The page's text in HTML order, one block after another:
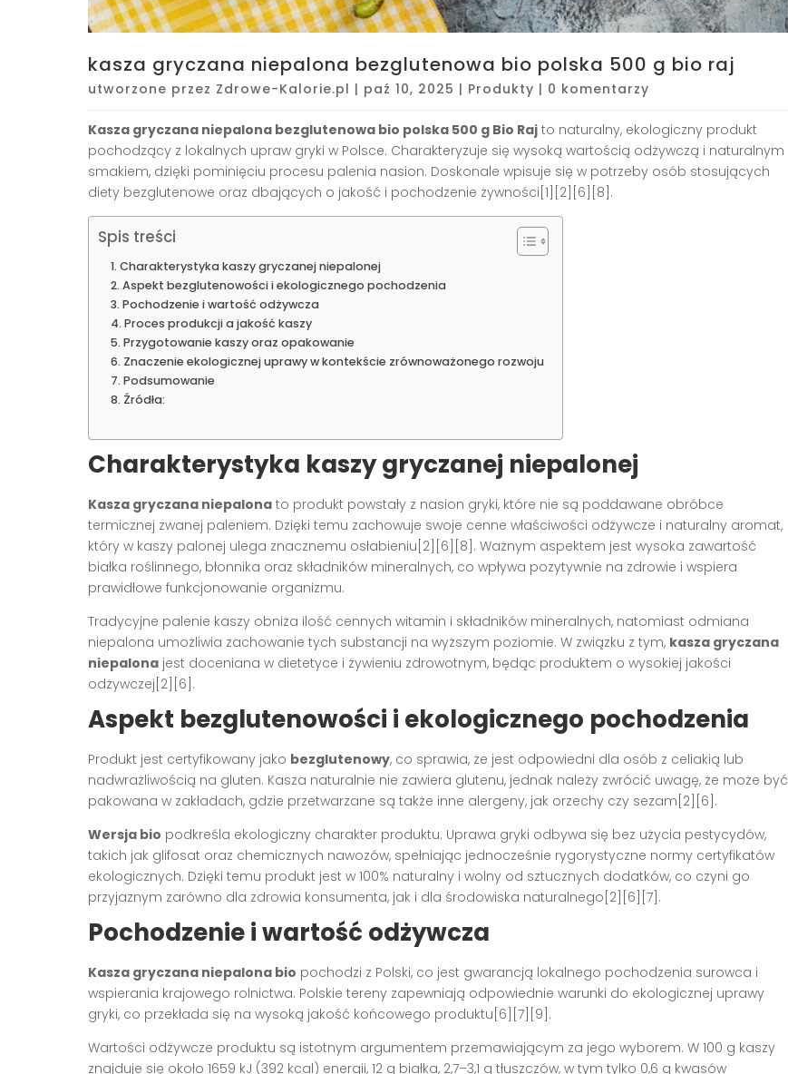
kasza gryczana niepalona bezglutenowa bio polska 500 g bio raj
utworzone przez Zdrowe-Kalorie.pl | paź 10, 2025 | Produkty | 0 komentarzy
Kasza gryczana niepalona bezglutenowa bio polska 500 g Bio Raj to naturalny, ekologiczny produkt
pochodzący z lokalnych upraw gryki w Polsce. Charakteryzuje się wysoką wartością odżywczą i naturalnym
smakiem, dzięki pominięciu procesu palenia nasion. Doskonale wpisuje się w potrzeby osób stosujących
diety bezglutenowe oraz dbających o jakość i pochodzenie żywności[1][2][6][8].
Spis treści
Charakterystyka kaszy gryczanej niepalonej
Aspekt bezglutenowości i ekologicznego pochodzenia
Pochodzenie i wartość odżywcza
Proces produkcji a jakość kaszy
Przygotowanie kaszy oraz opakowanie
Znaczenie ekologicznej uprawy w kontekście zrównoważonego rozwoju
Podsumowanie
Źródła:
Charakterystyka kaszy gryczanej niepalonej
Kasza gryczana niepalona to produkt powstały z nasion gryki, które nie są poddawane obróbce
termicznej zwanej paleniem. Dzięki temu zachowuje swoje cenne właściwości odżywcze i naturalny aromat,
który w kaszy palonej ulega znacznemu osłabieniu[2][6][8]. Ważnym aspektem jest wysoka zawartość
białka roślinnego, błonnika oraz składników mineralnych, co wpływa pozytywnie na zdrowie i wspiera
prawidłowe funkcjonowanie organizmu.
Tradycyjne palenie kaszy obniża ilość cennych witamin i składników mineralnych, natomiast odmiana
niepalona umożliwia zachowanie tych substancji na wyższym poziomie. W związku z tym, kasza gryczana
niepalona jest doceniana w dietetyce i żywieniu zdrowotnym, będąc produktem o wysokiej jakości
odżywczej[2][6].
Aspekt bezglutenowości i ekologicznego pochodzenia
Produkt jest certyfikowany jako bezglutenowy, co sprawia, że jest odpowiedni dla osób z celiakią lub
nadwrażliwością na gluten. Kasza naturalnie nie zawiera glutenu, jednak należy zwrócić uwagę, że może być
pakowana w zakładach, gdzie przetwarzane są także inne alergeny, jak orzechy czy sezam[2][6].
Wersja bio podkreśla ekologiczny charakter produktu. Uprawa gryki odbywa się bez użycia pestycydów,
takich jak glifosat oraz chemicznych nawozów, spełniając jednocześnie rygorystyczne normy certyfikatów
ekologicznych. Dzięki temu produkt jest w 100% naturalny i wolny od sztucznych dodatków, co czyni go
przyjaznym zarówno dla zdrowia konsumenta, jak i dla środowiska naturalnego[2][6][7].
Pochodzenie i wartość odżywcza
Kasza gryczana niepalona bio pochodzi z Polski, co jest gwarancją lokalnego pochodzenia surowca i
wspierania krajowego rolnictwa. Polskie tereny zapewniają odpowiednie warunki do ekologicznej uprawy
gryki, co przekłada się na wysoką jakość końcowego produktu[6][7][9].
Wartości odżywcze produktu są istotnym argumentem przemawiającym za jego wyborem. W 100 g kaszy
znajduje się około 1659 kJ (392 kcal) energii, 12 g białka, 2,7–3,1 g tłuszczów, w tym tylko 0,6 g kwasów